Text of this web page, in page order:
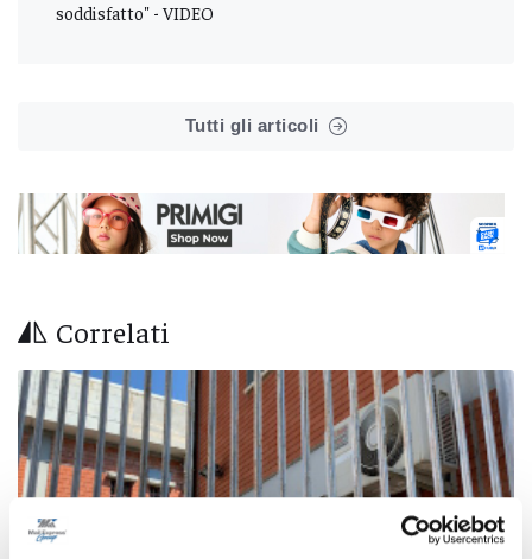
soddisfatto" - VIDEO
Tutti gli articoli
Correlati